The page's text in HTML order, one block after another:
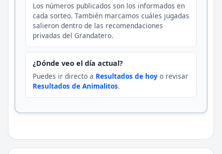
Los números publicados son los informados en
cada sorteo. También marcamos cuáles jugadas
salieron dentro de las recomendaciones
privadas del Grandatero.
¿Dónde veo el día actual?
Puedes ir directo a Resultados de hoy o revisar
Resultados de Animalitos.